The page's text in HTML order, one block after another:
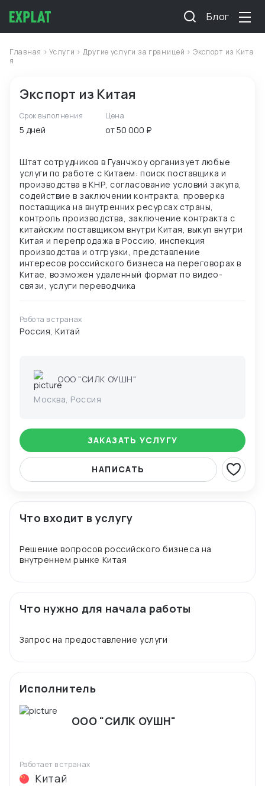
Блог
Главная >Услуги > Другие услуги за границей > Экспорт из Кита
я
Экспорт из Китая
Срок выполнения
5 дней
Цена
от 50 000 ₽
Штат сотрудников в Гуанчжоу организует любые
услуги по работе с Китаем: поиск поставщика и
производства в КНР, согласование условий закупа,
содействие в заключении контракта, проверка
поставщика на внутренних ресурсах страны,
контроль производства, заключение контракта с
китайским поставщиком внутри Китая, выкуп внутри
Китая и перепродажа в Россию, инспекция
производства и отгрузки, представление
интересов российского бизнеса на переговорах в
Китае, возможен удаленный формат по видео-
Работа в странах
Россия, Китай
ООО "СИЛК ОУШН"
Москва, Россия
ЗАКАЗАТЬ УСЛУГУ
НАПИСАТЬ
Что входит в услугу
Решение вопросов российского бизнеса на
Что нужно для начала работы
Исполнитель
ООО "СИЛК ОУШН"
Работает в странах
Китай